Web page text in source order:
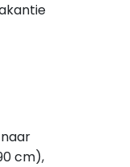
cm),